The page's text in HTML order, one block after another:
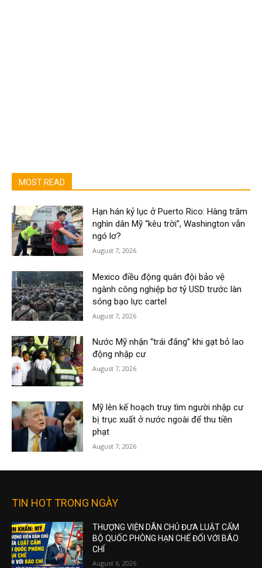
MOST READ
Hạn hán kỷ lục ở Puerto Rico: Hàng trăm
nghìn dân Mỹ “kêu trời”, Washington vẫn
ngó lơ?
August 7, 2026
Mexico điều động quân đội bảo vệ
ngành công nghiệp bơ tỷ USD trước làn
sóng bạo lực cartel
August 7, 2026
Nước Mỹ nhận “trái đắng” khi gạt bỏ lao
động nhập cư
August 7, 2026
Mỹ lên kế hoạch truy tìm người nhập cư
bị trục xuất ở nước ngoài để thu tiền
phạt
August 7, 2026
TIN HOT TRONG NGÀY
THƯỢNG VIỆN DÂN CHỦ ĐƯA LUẬT CẤM
BỘ QUỐC PHÒNG HẠN CHẾ ĐỐI VỚI BÁO
CHÍ
August 6, 2026